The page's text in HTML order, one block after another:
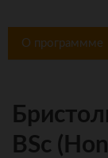
О программме
BSc